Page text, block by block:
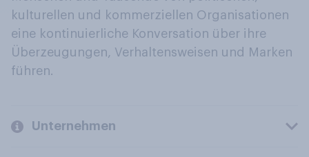
kulturellen und kommerziellen Organisationen
eine kontinuierliche Konversation über ihre
Überzeugungen, Verhaltensweisen und Marken
führen.
Unternehmen